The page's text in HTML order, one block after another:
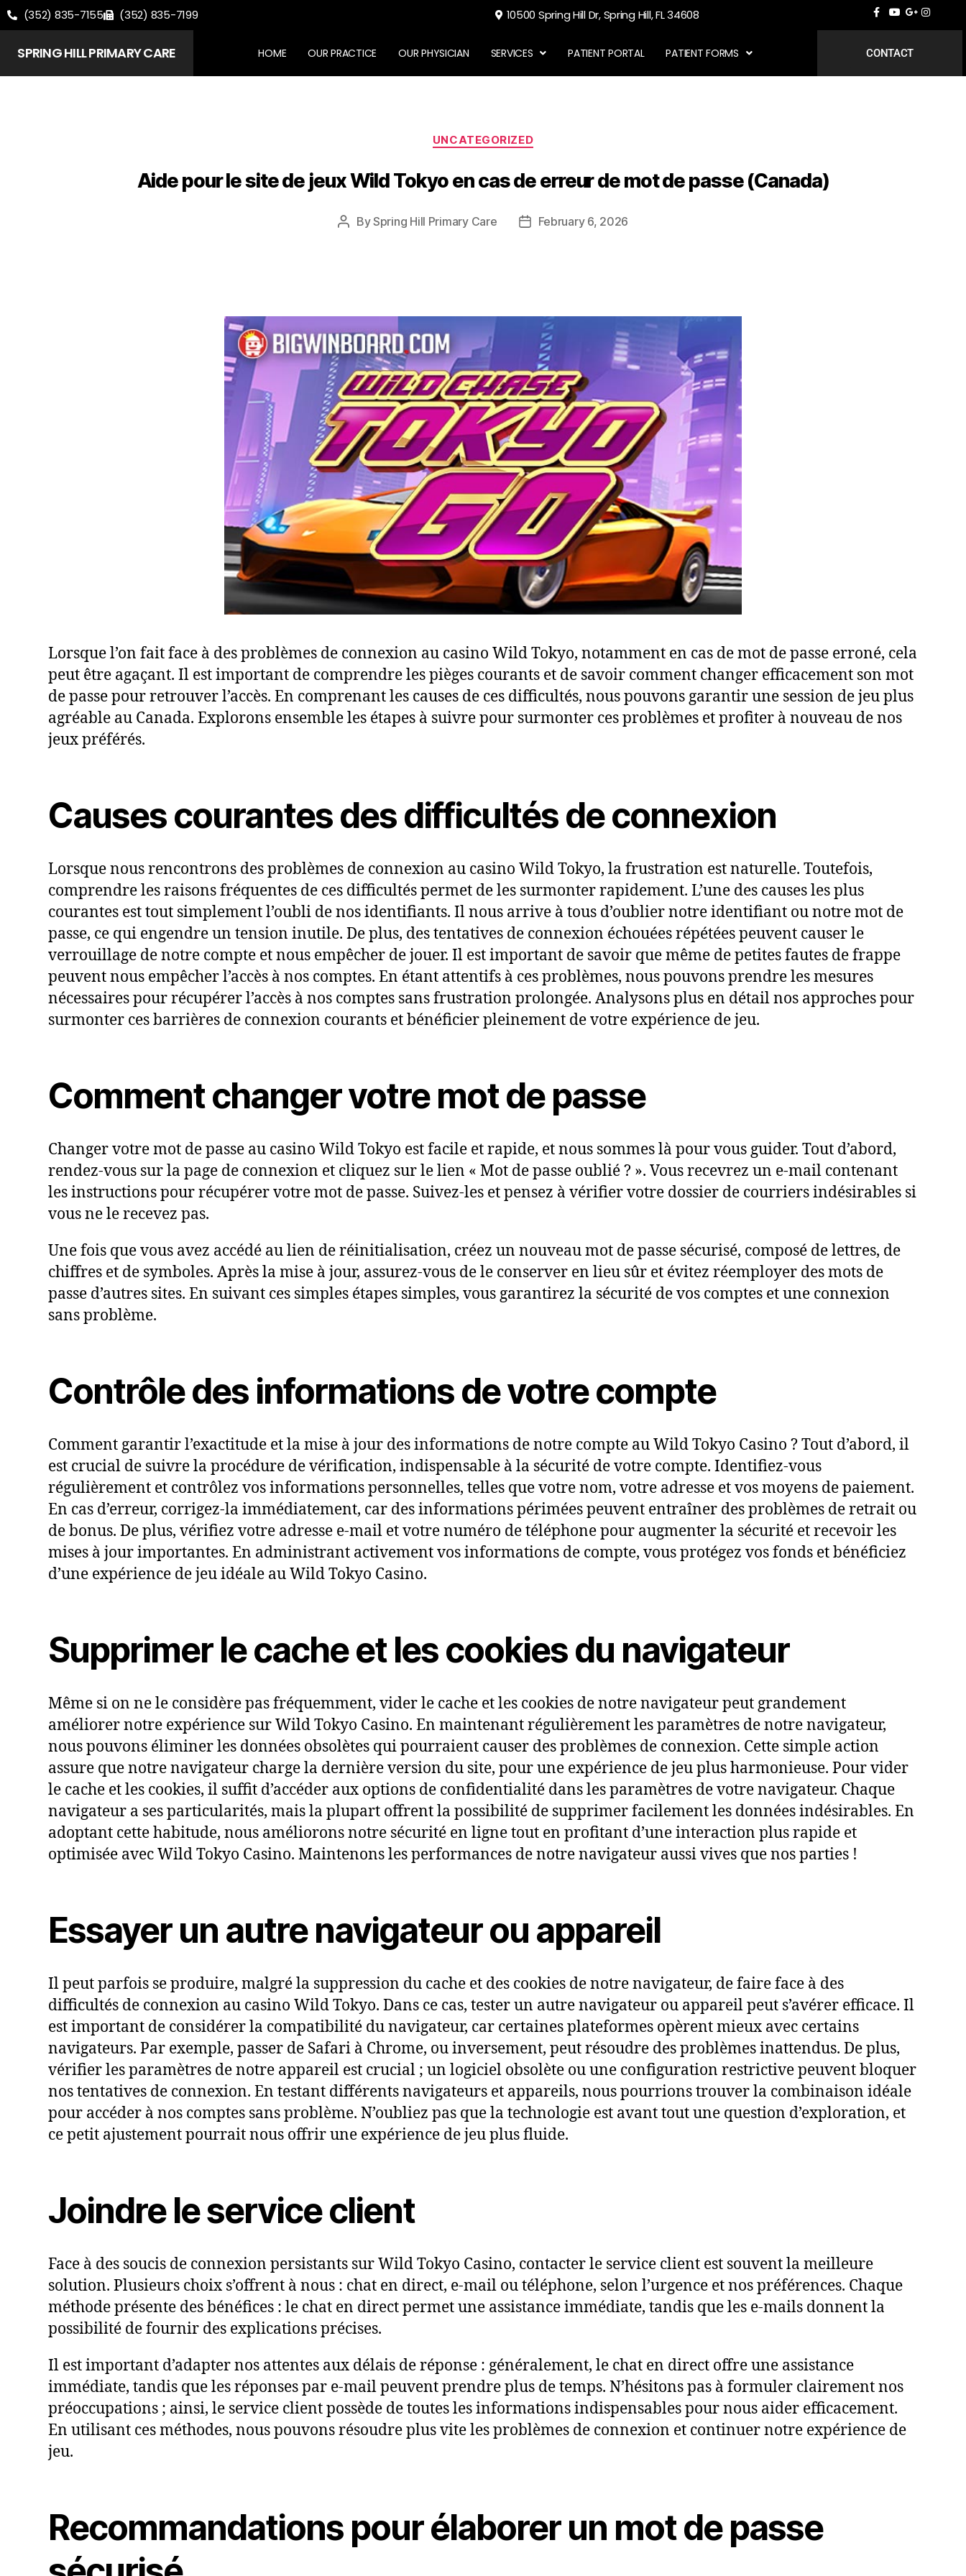
(352) 835-7155 (352) 835-7199 10500 Spring Hill Dr, Spring Hill, FL 34608
SPRING HILL PRIMARY CARE HOME OUR PRACTICE OUR PHYSICIAN SERVICES PATIENT PORTAL PATIENT FORMS CONTACT
UNCATEGORIZED
Aide pour le site de jeux Wild Tokyo en cas de erreur de mot de passe (Canada)
BySpring Hill Primary Care February 6, 2026
Lorsque l’on fait face à des problèmes de connexion au casino Wild Tokyo, notamment en cas de mot de passe erroné, cela
peut être agaçant. Il est important de comprendre les pièges courants et de savoir comment changer efficacement son mot
de passe pour retrouver l’accès. En comprenant les causes de ces difficultés, nous pouvons garantir une session de jeu plus
agréable au Canada. Explorons ensemble les étapes à suivre pour surmonter ces problèmes et profiter à nouveau de nos
jeux préférés.
Causes courantes des difficultés de connexion
Lorsque nous rencontrons des problèmes de connexion au casino Wild Tokyo, la frustration est naturelle. Toutefois,
comprendre les raisons fréquentes de ces difficultés permet de les surmonter rapidement. L’une des causes les plus
courantes est tout simplement l’oubli de nos identifiants. Il nous arrive à tous d’oublier notre identifiant ou notre mot de
passe, ce qui engendre un tension inutile. De plus, des tentatives de connexion échouées répétées peuvent causer le
verrouillage de notre compte et nous empêcher de jouer. Il est important de savoir que même de petites fautes de frappe
peuvent nous empêcher l’accès à nos comptes. En étant attentifs à ces problèmes, nous pouvons prendre les mesures
nécessaires pour récupérer l’accès à nos comptes sans frustration prolongée. Analysons plus en détail nos approches pour
surmonter ces barrières de connexion courants et bénéficier pleinement de votre expérience de jeu.
Comment changer votre mot de passe
Changer votre mot de passe au casino Wild Tokyo est facile et rapide, et nous sommes là pour vous guider. Tout d’abord,
rendez-vous sur la page de connexion et cliquez sur le lien « Mot de passe oublié ? ». Vous recevrez un e-mail contenant
les instructions pour récupérer votre mot de passe. Suivez-les et pensez à vérifier votre dossier de courriers indésirables si
vous ne le recevez pas.
Une fois que vous avez accédé au lien de réinitialisation, créez un nouveau mot de passe sécurisé, composé de lettres, de
chiffres et de symboles. Après la mise à jour, assurez-vous de le conserver en lieu sûr et évitez réemployer des mots de
passe d’autres sites. En suivant ces simples étapes simples, vous garantirez la sécurité de vos comptes et une connexion
sans problème.
Contrôle des informations de votre compte
Comment garantir l’exactitude et la mise à jour des informations de notre compte au Wild Tokyo Casino ? Tout d’abord, il
est crucial de suivre la procédure de vérification, indispensable à la sécurité de votre compte. Identifiez-vous
régulièrement et contrôlez vos informations personnelles, telles que votre nom, votre adresse et vos moyens de paiement.
En cas d’erreur, corrigez-la immédiatement, car des informations périmées peuvent entraîner des problèmes de retrait ou
de bonus. De plus, vérifiez votre adresse e-mail et votre numéro de téléphone pour augmenter la sécurité et recevoir les
mises à jour importantes. En administrant activement vos informations de compte, vous protégez vos fonds et bénéficiez
d’une expérience de jeu idéale au Wild Tokyo Casino.
Supprimer le cache et les cookies du navigateur
Même si on ne le considère pas fréquemment, vider le cache et les cookies de notre navigateur peut grandement
améliorer notre expérience sur Wild Tokyo Casino. En maintenant régulièrement les paramètres de notre navigateur,
nous pouvons éliminer les données obsolètes qui pourraient causer des problèmes de connexion. Cette simple action
assure que notre navigateur charge la dernière version du site, pour une expérience de jeu plus harmonieuse. Pour vider
le cache et les cookies, il suffit d’accéder aux options de confidentialité dans les paramètres de votre navigateur. Chaque
navigateur a ses particularités, mais la plupart offrent la possibilité de supprimer facilement les données indésirables. En
adoptant cette habitude, nous améliorons notre sécurité en ligne tout en profitant d’une interaction plus rapide et
optimisée avec Wild Tokyo Casino. Maintenons les performances de notre navigateur aussi vives que nos parties !
Essayer un autre navigateur ou appareil
Il peut parfois se produire, malgré la suppression du cache et des cookies de notre navigateur, de faire face à des
difficultés de connexion au casino Wild Tokyo. Dans ce cas, tester un autre navigateur ou appareil peut s’avérer efficace. Il
est important de considérer la compatibilité du navigateur, car certaines plateformes opèrent mieux avec certains
navigateurs. Par exemple, passer de Safari à Chrome, ou inversement, peut résoudre des problèmes inattendus. De plus,
vérifier les paramètres de notre appareil est crucial ; un logiciel obsolète ou une configuration restrictive peuvent bloquer
nos tentatives de connexion. En testant différents navigateurs et appareils, nous pourrions trouver la combinaison idéale
pour accéder à nos comptes sans problème. N’oubliez pas que la technologie est avant tout une question d’exploration, et
ce petit ajustement pourrait nous offrir une expérience de jeu plus fluide.
Joindre le service client
Face à des soucis de connexion persistants sur Wild Tokyo Casino, contacter le service client est souvent la meilleure
solution. Plusieurs choix s’offrent à nous : chat en direct, e-mail ou téléphone, selon l’urgence et nos préférences. Chaque
méthode présente des bénéfices : le chat en direct permet une assistance immédiate, tandis que les e-mails donnent la
possibilité de fournir des explications précises.
Il est important d’adapter nos attentes aux délais de réponse : généralement, le chat en direct offre une assistance
immédiate, tandis que les réponses par e-mail peuvent prendre plus de temps. N’hésitons pas à formuler clairement nos
préoccupations ; ainsi, le service client possède de toutes les informations indispensables pour nous aider efficacement.
En utilisant ces méthodes, nous pouvons résoudre plus vite les problèmes de connexion et continuer notre expérience de
jeu.
Recommandations pour élaborer un mot de passe